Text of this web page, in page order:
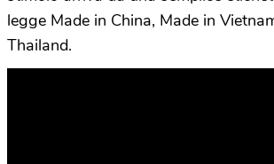
legge Made in China, Made in
Thailand.